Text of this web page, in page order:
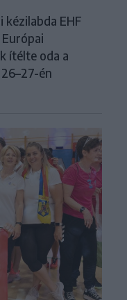
EHF
ítélte oda a
én